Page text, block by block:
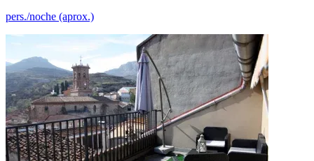
pers./noche (aprox.)